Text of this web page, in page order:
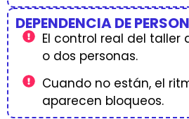
DEPENDENCIA DE
El control real del taller
o dos personas.
Cuando no están, el
aparecen bloqueos.